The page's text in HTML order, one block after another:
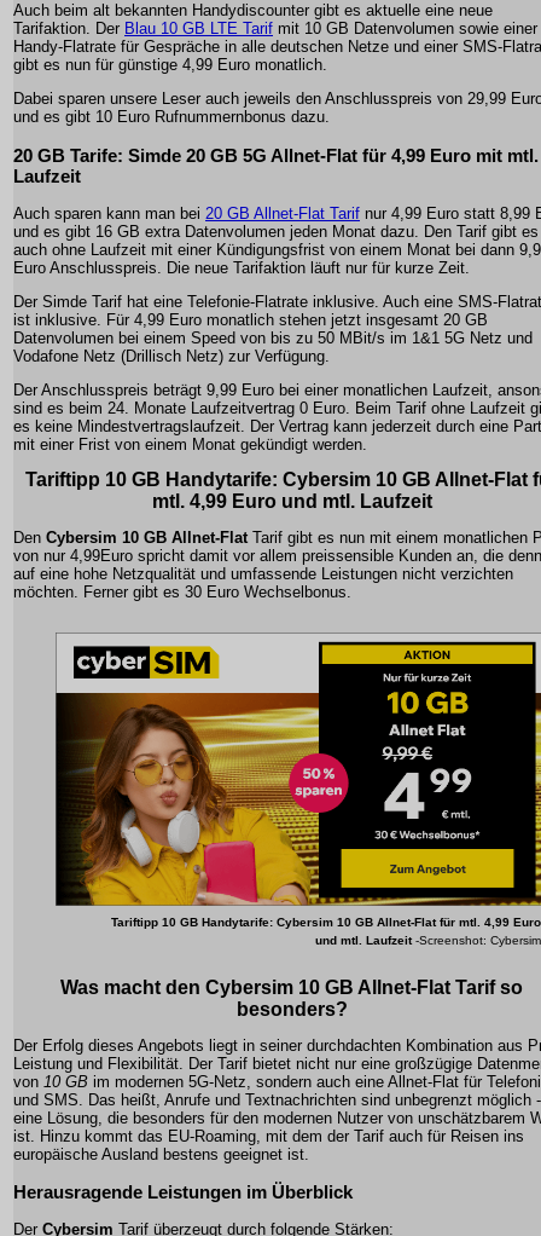
Auch beim alt bekannten Handydiscounter gibt es aktuelle eine neue
Tarifaktion. Der Blau 10 GB LTE Tarif mit 10 GB Datenvolumen sowie einer
Handy-Flatrate für Gespräche in alle deutschen Netze und einer SMS-
gibt es nun für günstige 4,99 Euro monatlich.
Dabei sparen unsere Leser auch jeweils den Anschlusspreis von 29,99
und es gibt 10 Euro Rufnummernbonus dazu.
20 GB Tarife: Simde 20 GB 5G Allnet-Flat für 4,99 Euro mit mtl.
Laufzeit
Auch sparen kann man bei 20 GB Allnet-Flat Tarif nur 4,99 Euro statt 8,99
und es gibt 16 GB extra Datenvolumen jeden Monat dazu. Den Tarif gibt es
auch ohne Laufzeit mit einer Kündigungsfrist von einem Monat bei dann
Euro Anschlusspreis. Die neue Tarifaktion läuft nur für kurze Zeit.
Der Simde Tarif hat eine Telefonie-Flatrate inklusive. Auch eine SMS-
ist inklusive. Für 4,99 Euro monatlich stehen jetzt insgesamt 20 GB
Datenvolumen bei einem Speed von bis zu 50 MBit/s im 1&1 5G Netz und
Vodafone Netz (Drillisch Netz) zur Verfügung.
Der Anschlusspreis beträgt 9,99 Euro bei einer monatlichen Laufzeit,
sind es beim 24. Monate Laufzeitvertrag 0 Euro. Beim Tarif ohne Laufzeit
es keine Mindestvertragslaufzeit. Der Vertrag kann jederzeit durch eine
mit einer Frist von einem Monat gekündigt werden.
Tariftipp 10 GB Handytarife: Cybersim 10 GB Allnet-Flat
mtl. 4,99 Euro und mtl. Laufzeit
Den Cybersim 10 GB Allnet-Flat Tarif gibt es nun mit einem monatlichen
von nur 4,99Euro spricht damit vor allem preissensible Kunden an, die
auf eine hohe Netzqualität und umfassende Leistungen nicht verzichten
möchten. Ferner gibt es 30 Euro Wechselbonus.
Tariftipp 10 GB Handytarife: Cybersim 10 GB Allnet-Flatfür mtl. 4,99 Euro
und mtl. Laufzeit-Screenshot: Cybersim
Was macht den Cybersim 10 GB Allnet-Flat Tarif so
besonders?
Der Erfolg dieses Angebots liegt in seiner durchdachten Kombination aus
Leistung und Flexibilität. Der Tarif bietet nicht nur eine großzügige
von 10 GB im modernen 5G-Netz, sondern auch eine Allnet-Flat für
und SMS. Das heißt, Anrufe und Textnachrichten sind unbegrenzt möglich -
eine Lösung, die besonders für den modernen Nutzer von unschätzbarem
ist. Hinzu kommt das EU-Roaming, mit dem der Tarif auch für Reisen ins
europäische Ausland bestens geeignet ist.
Herausragende Leistungen im Überblick
Der Cybersim Tarif überzeugt durch folgende Stärken: